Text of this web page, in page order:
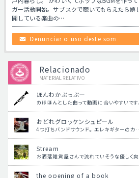
ガー活動開始。サブスクで聴いてもらえたら嬉
開している楽曲の…
Denunciar o uso deste som
Relacionado
MATERIAL RELATIVO
ほんわかぷっぷー
のほほんとした曲って動画に合いやすいで
おどれグロッケンシュピール
4つ打ちバンドサウンド。 エレキギターのカ
Stream
お洒落雑貨屋さんで流れていそうな優しく
the opening of a book